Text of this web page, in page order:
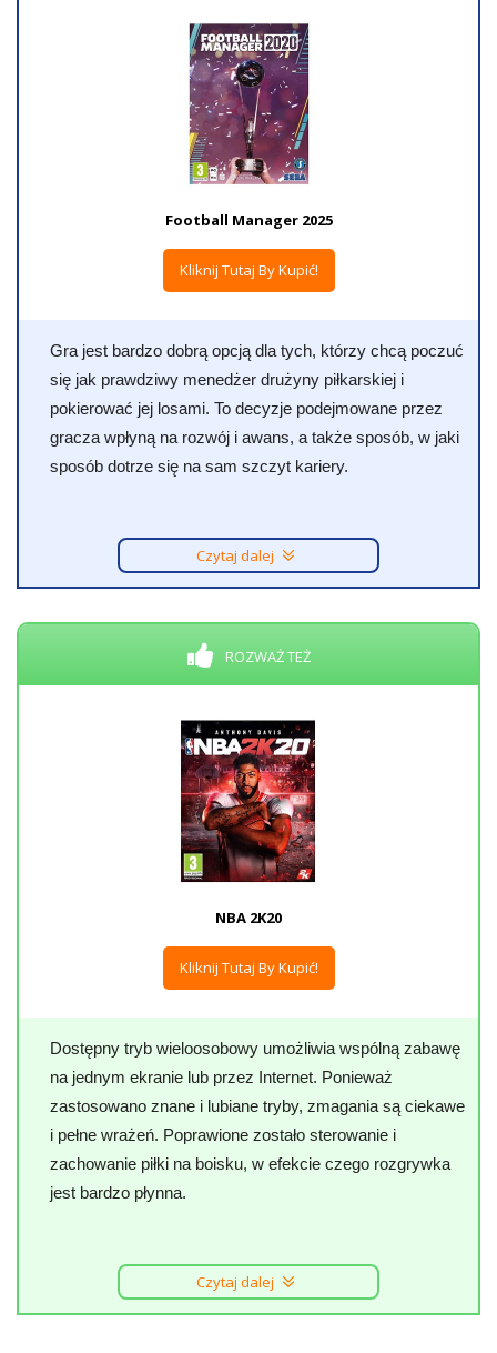
Football Manager 2025
Kliknij Tutaj By Kupić!
Gra jest bardzo dobrą opcją dla tych, którzy chcą poczuć
się jak prawdziwy menedżer drużyny piłkarskiej i
pokierować jej losami. To decyzje podejmowane przez
gracza wpłyną na rozwój i awans, a także sposób, w jaki
sposób dotrze się na sam szczyt kariery.
Czytaj dalej
ROZWAŻ TEŻ
NBA 2K20
Kliknij Tutaj By Kupić!
Dostępny tryb wieloosobowy umożliwia wspólną zabawę
na jednym ekranie lub przez Internet. Ponieważ
zastosowano znane i lubiane tryby, zmagania są ciekawe
i pełne wrażeń. Poprawione zostało sterowanie i
zachowanie piłki na boisku, w efekcie czego rozgrywka
jest bardzo płynna.
Czytaj dalej